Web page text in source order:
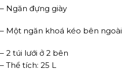
– Ngăn đựng giày
– Một ngăn khoá kéo bên ngoài
– 2 túi lưới ở 2 bên
– Thể tích: 25 L